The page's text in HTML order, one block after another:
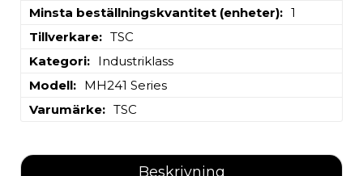
Minsta beställningskvantitet (enheter)
1
Tillverkare
TSC
Kategori
Industriklass
Modell
MH241 Series
Varumärke
TSC
Beskrivning